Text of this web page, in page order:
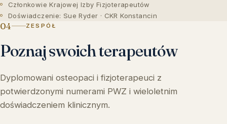
Członkowie Krajowej Izby Fizjoterapeutów
Doświadczenie: Sue Ryder · CKR Konstancin
04 ZESPÓŁ
Poznaj swoich terapeutów
Dyplomowani osteopaci i fizjoterapeuci z
potwierdzonymi numerami PWZ i wieloletnim
doświadczeniem klinicznym.